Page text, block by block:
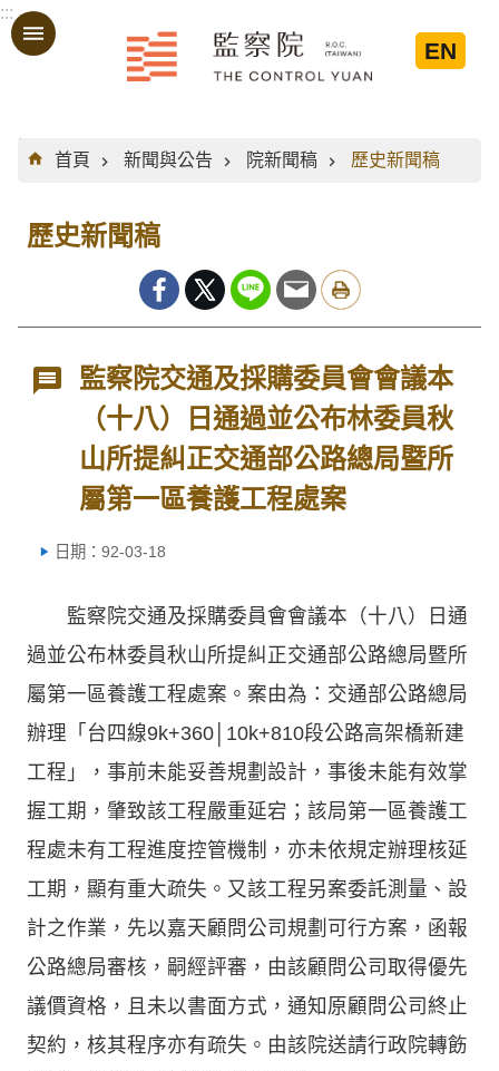
跳到主要內容區塊
:::
EN
:::
首頁
新聞與公告 院新聞稿 歷史新聞稿
歷史新聞稿
監察院交通及採購委員會會議本
（十八）日通過並公布林委員秋
山所提糾正交通部公路總局暨所
屬第一區養護工程處案
日期：92-03-18
監察院交通及採購委員會會議本（十八）日通
過並公布林委員秋山所提糾正交通部公路總局暨所
屬第一區養護工程處案。案由為：交通部公路總局
辦理「台四線9k+360│10k+810段公路高架橋新建
工程」，事前未能妥善規劃設計，事後未能有效掌
握工期，肇致該工程嚴重延宕；該局第一區養護工
程處未有工程進度控管機制，亦未依規定辦理核延
工期，顯有重大疏失。又該工程另案委託測量、設
計之作業，先以嘉天顧問公司規劃可行方案，函報
公路總局審核，嗣經評審，由該顧問公司取得優先
議價資格，且未以書面方式，通知原顧問公司終止
契約，核其程序亦有疏失。由該院送請行政院轉飭